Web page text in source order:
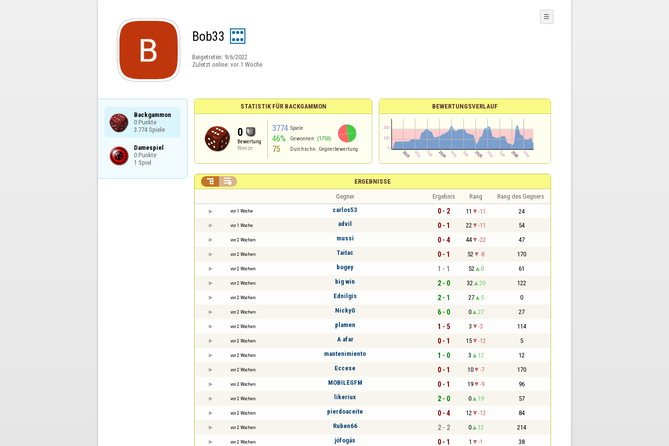
Bob33
Beigetreten: 9/6/2022
Zuletzt online: vor 1 Woche
☰
Backgammon
0 Punkte
3.774 Spiele
Damespiel
0 Punkte
1 Spiel
STATISTIK FÜR BACKGAMMON
0
Bewertung
Novize
3774 Spiele
46% Gewonnen (1750)
75 Durchschn. Gegnerbewertung
BEWERTUNGSVERLAUF
ERGEBNISSE
 
Gegner Ergebnis Rang Rang des Gegners
vor 1 Woche carlos53 0 - 2 11 -11 24
vor 1 Woche advil 0 - 1 22 -11 54
vor 2 Wochen mussi 0 - 4 44 -22 47
vor 2 Wochen Taitac 0 - 1 52 -8 170
vor 2 Wochen bogey 1 - 1 52 0 61
vor 2 Wochen big win 2 - 0 32 20 122
vor 2 Wochen Ednilgis 2 - 1 27 5 0
vor 2 Wochen NickyG 6 - 0 0 27 27
vor 2 Wochen plamen 1 - 5 3 -3 114
vor 2 Wochen A afar 0 - 1 15 -12 5
vor 2 Wochen mantenimiento 1 - 0 3 12 12
vor 2 Wochen Eccese 0 - 1 10 -7 170
vor 2 Wochen MOBILEGFM 0 - 1 19 -9 96
vor 2 Wochen likeriux 2 - 0 0 19 57
vor 2 Wochen pierdoaceite 0 - 4 12 -12 84
vor 2 Wochen Ruben66 2 - 2 0 12 214
vor 2 Wochen jófogás 0 - 1 1 -1 38